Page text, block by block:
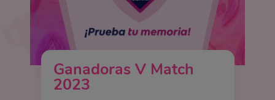
Ganadoras V Match
2023